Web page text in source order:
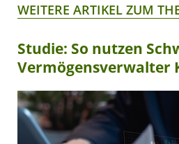
WEITERE ARTIKEL ZUM
Studie: So nutzen
Vermögensverwalter